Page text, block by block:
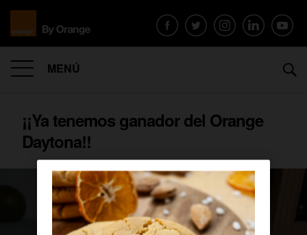
MENÚ
¡¡Ya tenemos ganador del Orange
Daytona!!